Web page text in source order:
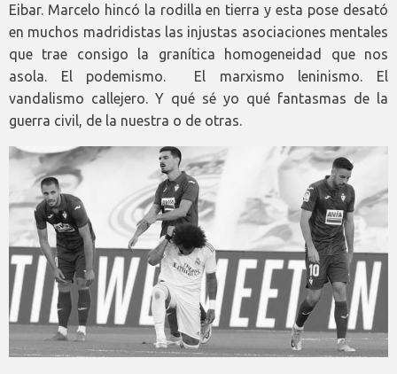
Eibar. Marcelo hincó la rodilla en tierra y esta pose desató
en muchos madridistas las injustas asociaciones mentales
que trae consigo la granítica homogeneidad que nos
asola. El podemismo. El marxismo leninismo. El
vandalismo callejero. Y qué sé yo qué fantasmas de la
guerra civil, de la nuestra o de otras.